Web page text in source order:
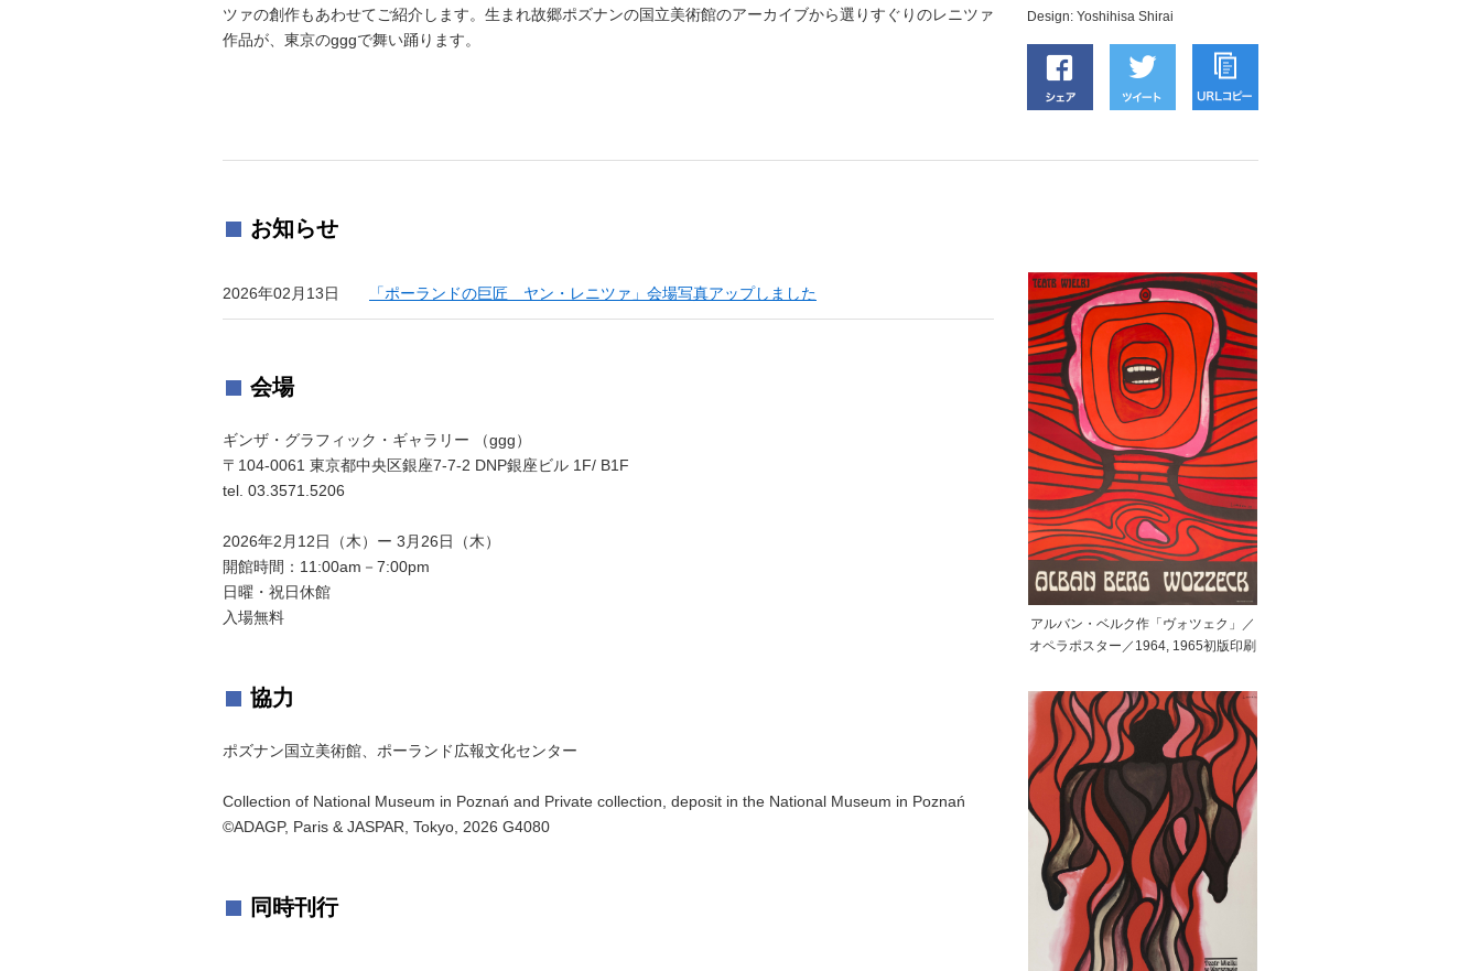
Design: Yoshihisa Shirai
ツァの創作もあわせてご紹介します。生まれ故郷ポズナンの国立美術館のアーカイブから選りすぐりのレニツァ
作品が、東京のgggで舞い踊ります。
お知らせ
2026年02月13日 「ポーランドの巨匠 ヤン・レニツァ」会場写真アップしました
会場
ギンザ・グラフィック・ギャラリー （ggg）
〒104-0061 東京都中央区銀座7-7-2 DNP銀座ビル 1F/ B1F
tel. 03.3571.5206
2026年2月12日（木）ー 3月26日（木）
開館時間：11:00am－7:00pm
日曜・祝日休館
入場無料
協力
ポズナン国立美術館、ポーランド広報文化センター
Collection of National Museum in Poznań and Private collection, deposit in the National Museum in Poznań
©ADAGP, Paris & JASPAR, Tokyo, 2026 G4080
同時刊行
アルバン・ベルク作「ヴォツェク」／
オペラポスター／1964, 1965初版印刷